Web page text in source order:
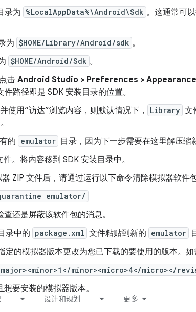
录为 %LocalAppData%\Android\Sdk 。这通常可
为 $HOME/Library/Android/sdk 。
$HOME/Android/Sdk 。
击Android Studio > Preferences >
件路径即是 SDK 安装目录的位置。
使用“访达”浏览内容，则默认情况下，
Library 文
的 emulator 目录，因为下一步需要在这里解压缩
。将内容移到 SDK 安装目录中。
ZIP 文件后，请通过运行以下命令清除模拟器软件
emulator/
还是屏蔽该软件包的消息。
录中的 package.xml 文件粘贴到新的 emulator
定的模拟器版本更改为您已下载的要使用的版本。
minor><micro>4</micro></
要安装的模拟器版本。